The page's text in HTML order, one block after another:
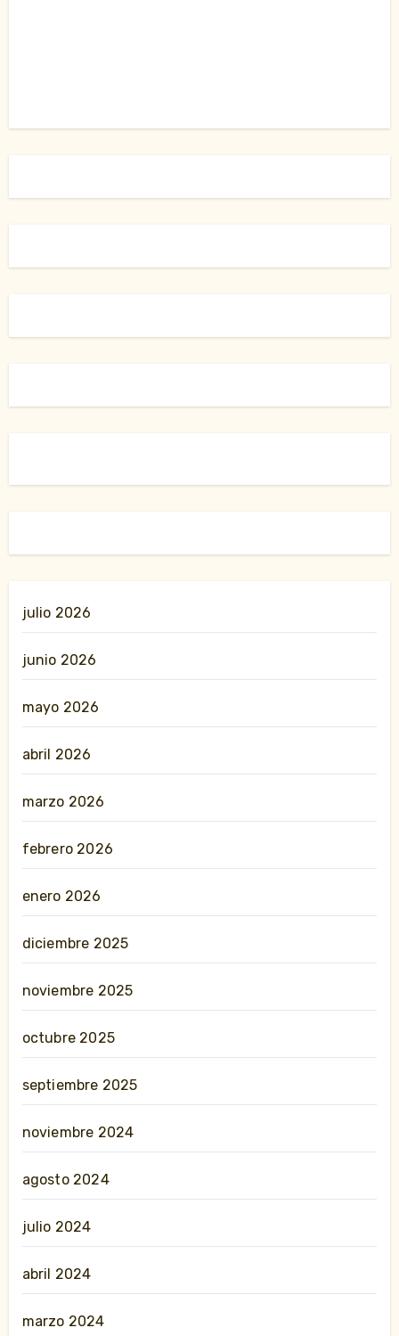
julio 2026
junio 2026
mayo 2026
abril 2026
marzo 2026
febrero 2026
enero 2026
diciembre 2025
noviembre 2025
octubre 2025
septiembre 2025
noviembre 2024
agosto 2024
julio 2024
abril 2024
marzo 2024